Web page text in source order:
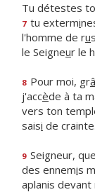
Tu détestes to
7 tu extermi
l'homme de ru
le Seigneur le
8 Pour moi, grâ
j'accède à ta
vers ton
saisi de crainte.
9 Seigneur,
des ennemis
aplanis devant